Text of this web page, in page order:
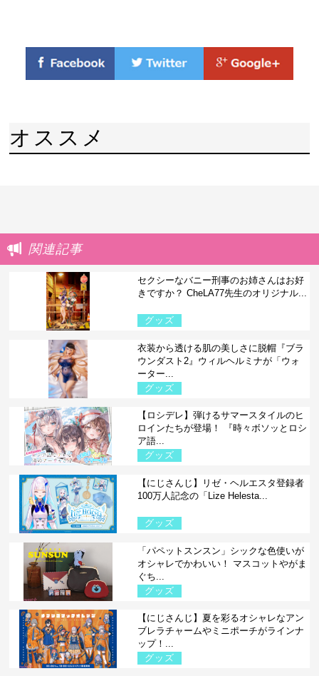
オススメ
関連記事
セクシーなバニー刑事のお姉さんはお好
きですか？ CheLA77先生のオリジナル...
グッズ
衣装から透ける肌の美しさに脱帽『ブラ
ウンダスト2』ウィルヘルミナが「ウォ
ーター...
グッズ
【ロシデレ】弾けるサマースタイルのヒ
ロインたちが登場！ 『時々ボソッとロシ
ア語...
グッズ
【にじさんじ】リゼ・ヘルエスタ登録者
100万人記念の「Lize Helesta...
グッズ
「パペットスンスン」シックな色使いが
オシャレでかわいい！ マスコットやがま
ぐち...
グッズ
【にじさんじ】夏を彩るオシャレなアン
ブレラチャームやミニポーチがラインナ
ップ！...
グッズ